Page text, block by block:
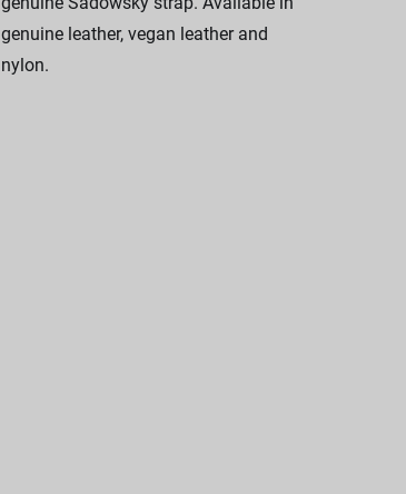
genuine leather, vegan leather and
nylon.